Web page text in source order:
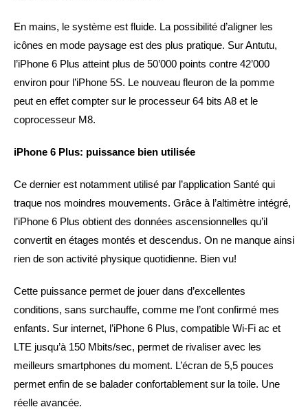
En mains, le système est fluide. La possibilité d’aligner les
icônes en mode paysage est des plus pratique. Sur Antutu,
l’iPhone 6 Plus atteint plus de 50’000 points contre 42’000
environ pour l’iPhone 5S. Le nouveau fleuron de la pomme
peut en effet compter sur le processeur 64 bits A8 et le
coprocesseur M8.
iPhone 6 Plus: puissance bien utilisée
Ce dernier est notamment utilisé par l’application Santé qui
traque nos moindres mouvements. Grâce à l’altimètre intégré,
l’iPhone 6 Plus obtient des données ascensionnelles qu’il
convertit en étages montés et descendus. On ne manque ainsi
rien de son activité physique quotidienne. Bien vu!
Cette puissance permet de jouer dans d’excellentes
conditions, sans surchauffe, comme me l’ont confirmé mes
enfants. Sur internet, l’iPhone 6 Plus, compatible Wi-Fi ac et
LTE jusqu’à 150 Mbits/sec, permet de rivaliser avec les
meilleurs smartphones du moment. L’écran de 5,5 pouces
permet enfin de se balader confortablement sur la toile. Une
réelle avancée.